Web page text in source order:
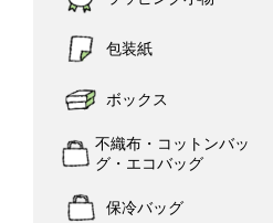
包装紙
ボックス
不織布・コットンバッ
グ・エコバッグ
保冷バッグ